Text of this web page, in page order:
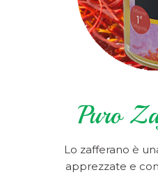
Puro
Lo zafferano è
apprezzate e